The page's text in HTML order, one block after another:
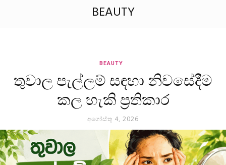
BEAUTY
BEAUTY
තුවාල පැල්ලම් සඳහා නිවසේදීම
කල හැකි ප්‍රතිකාර
අගෝස්තු 4, 2026